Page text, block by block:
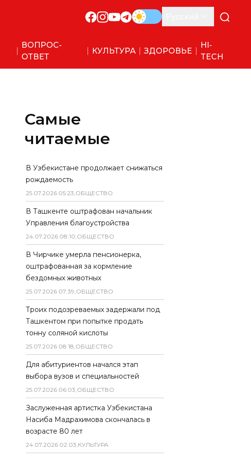
ВОПРОС-
ОТВЕТ
КУЛЬТУРА ЗДОРОВЬЕ
HI-
TECH
Самые
читаемые
В Узбекистане продолжает снижаться
рождаемость
25.07.2026 05:23,ОБЩЕСТВО
В Ташкенте оштрафован начальник
Управления благоустройства
24.07.2026 08:10,ОБЩЕСТВО
В Чирчике умерла пенсионерка,
оштрафованная за кормление
бездомных животных
25.07.2026 07:39,ОБЩЕСТВО
Троих подозреваемых задержали под
Ташкентом при попытке продать
тонну соляной кислоты
25.07.2026 08:18,ОБЩЕСТВО
Для абитуриентов начался этап
выбора вузов и специальностей
25.07.2026 06:03,ОБЩЕСТВО
Заслуженная артистка Узбекистана
Насиба Мадрахимова скончалась в
возрасте 80 лет
24.07.2026 02:03,КУЛЬТУРА